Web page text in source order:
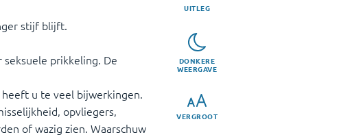
UITLEG
DONKERE
WEERGAVE
VERGROOT
stijf blijft.
prikkeling. De
u te veel bijwerkingen.
opvliegers,
of wazig zien. Waarschuw